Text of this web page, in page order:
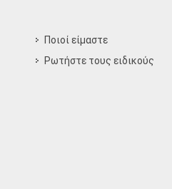
Ποιοί είμαστε
Ρωτήστε τους ειδικούς